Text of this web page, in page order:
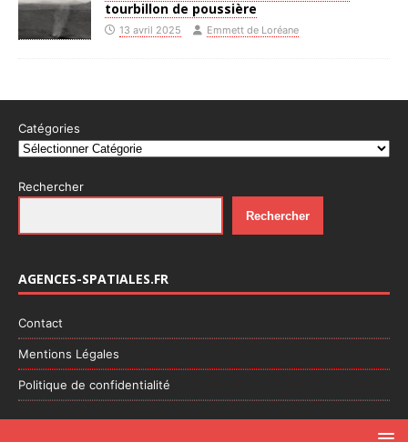
tourbillon de poussière
13 avril 2025 Emmett de Loréane
Catégories
Rechercher
Rechercher
AGENCES-SPATIALES.FR
Contact
Mentions Légales
Politique de confidentialité